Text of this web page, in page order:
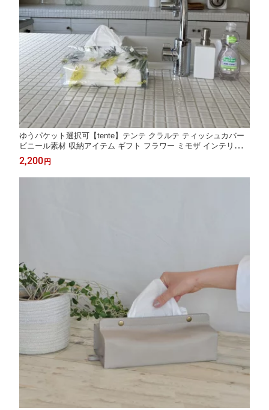
ゆうパケット選択可【tente】テンテ クラルテ ティッシュカバー
ビニール素材 収納アイテム ギフト フラワー ミモザ インテリア
コンシェルジュ楽天市場店 ヘミングス公式ショップ ギフト
2,200円